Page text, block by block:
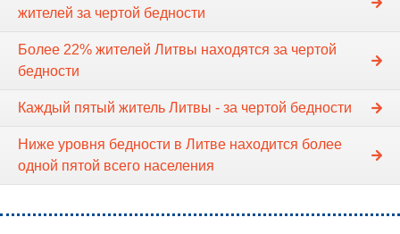
жителей за чертой бедности
Более 22% жителей Литвы находятся за чертой
бедности
Каждый пятый житель Литвы - за чертой бедности
Ниже уровня бедности в Литве находится более
одной пятой всего населения